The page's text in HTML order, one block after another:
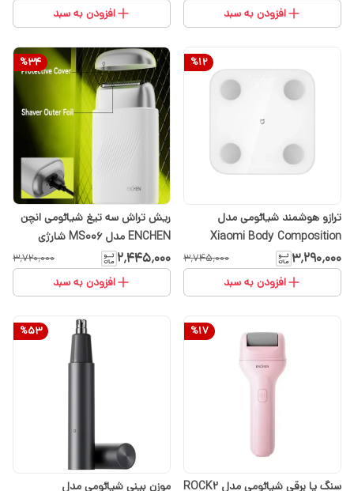
افزودن به سبد افزودن به سبد
%12
ترازو هوشمند شیائومی مدل
Xiaomi Body Composition
Scale S400
۳٬۲۹۰٬۰۰۰ ۳٬۷۴۵٬۰۰۰
افزودن به سبد
%34
ریش تراش سه تیغ شیائومی انچن
ENCHEN مدل MS006 شارژی
۲٬۴۴۵٬۰۰۰ ۳٬۷۲۰٬۰۰۰
افزودن به سبد
%17
سنگ پا برقی شیائومی مدل ROCK2
%53
موزن بینی شیائومی مدل